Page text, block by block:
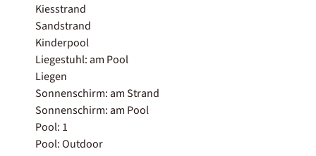
Kiesstrand
Sandstrand
Kinderpool
Liegestuhl: am Pool
Liegen
Sonnenschirm: am Strand
Sonnenschirm: am Pool
Pool: 1
Pool: Outdoor